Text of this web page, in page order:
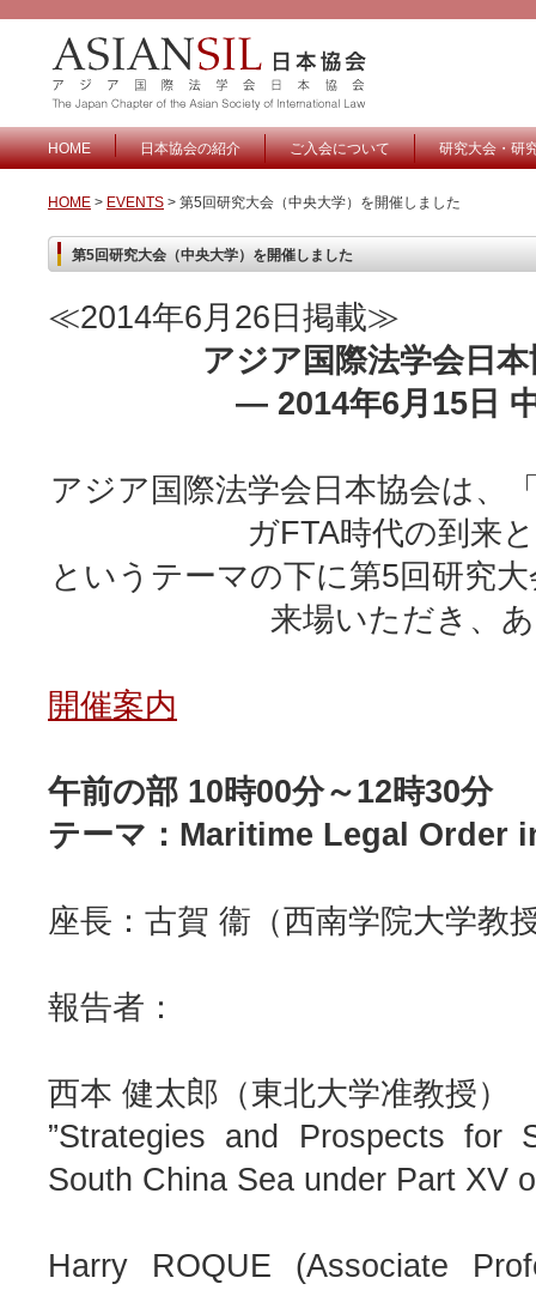
HOME 日本協会の紹介 ご入会について 研究大会・研
HOME > EVENTS > 第5回研究大会（中央大学）を開催しました
第5回研究大会（中央大学）を開催しました
≪2014年6月26日掲載≫
アジア国際法学会日
― 2014年6月15日
アジア国際法学会日本協会は、
ガFTA時代の到来
というテーマの下に第5回研究
来場いただき、
開催案内
午前の部 10時00分～12時30分
テーマ：Maritime Legal Order
座長：古賀 衞（西南学院大学教
報告者：
西本 健太郎（東北大学准教授）
”Strategies and Prospects for
South China Sea under Part XV
Harry ROQUE (Associate